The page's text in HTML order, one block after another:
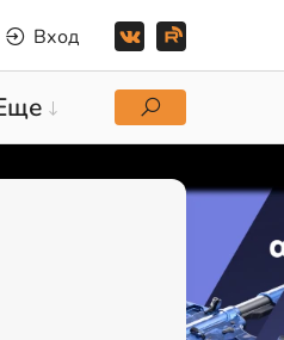
Вход